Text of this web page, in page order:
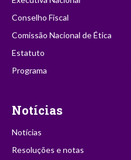
Conselho Fiscal
Comissão Nacional de Ética
Estatuto
Programa
Notícias
Notícias
Resoluções e notas